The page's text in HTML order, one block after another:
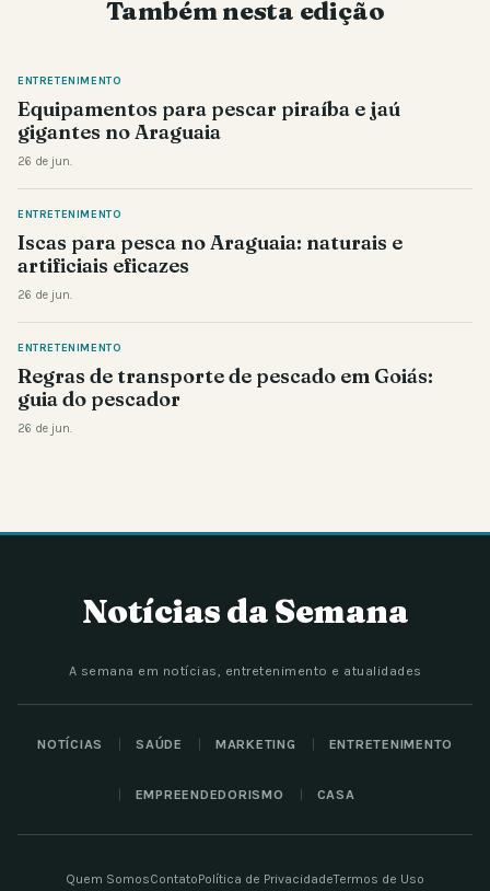
Também nesta edição
ENTRETENIMENTO
Equipamentos para pescar piraíba e jaú
gigantes no Araguaia
26 de jun.
ENTRETENIMENTO
Iscas para pesca no Araguaia: naturais e
artificiais eficazes
26 de jun.
ENTRETENIMENTO
Regras de transporte de pescado em Goiás:
guia do pescador
26 de jun.
Notícias da Semana
A semana em notícias, entretenimento e atualidades
NOTÍCIAS SAÚDE MARKETING ENTRETENIMENTO
EMPREENDEDORISMO CASA
Quem SomosContatoPolítica de PrivacidadeTermos de Uso